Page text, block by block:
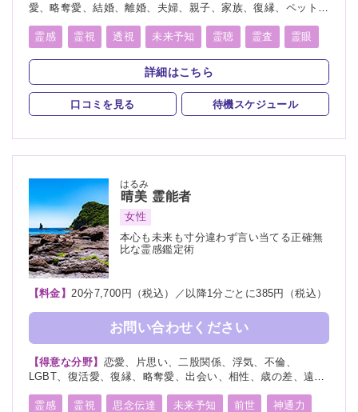
愛、略奪愛、結婚、離婚、夫婦、親子、家族、復縁、ペット、
転職、適職、縁結び、縁切り
霊感 霊視 透視 未来予知 霊聴 霊査 霊眼
前世 後世 言霊 神通力 守護霊 背後霊
死者霊の降霊 除霊 浄霊 祈願 祈祷 波動修正
詳細はこちら
口コミを見る 待機スケジュール
晴美
はるみ
霊能者
女性
本心も未来も寸分違わず言い当てる正確無
比な霊感鑑定術
【料金】20分7,700円（税込）／以降1分ごとに385円（税込）
お問い合わせください
【得意な分野】 恋愛、片思い、二股関係、浮気、不倫、
LGBT、復活愛、復縁、略奪愛、出会い、相性、歳の差、遠距
介護、進路、学業、受験、就職、天職、適職、仕事、転職、経
霊感 霊視 思念伝達 未来予知 前世 神通力